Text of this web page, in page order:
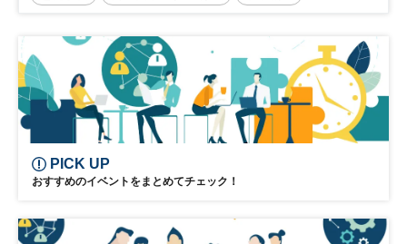
PICK UP
おすすめのイベントをまとめてチェック！